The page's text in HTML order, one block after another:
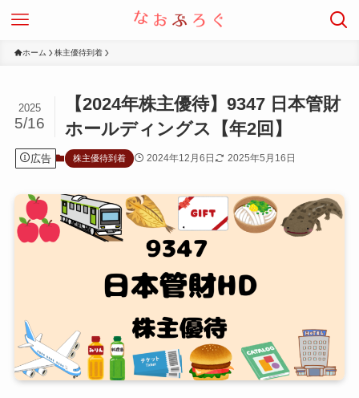
ホーム 株主優待到着
【2024年株主優待】9347 日本管財
ホールディングス【年2回】
2025
5/16
広告 株主優待到着 2024年12月6日 2025年5月16日